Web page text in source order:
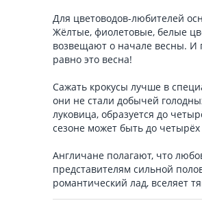
Для цветоводов-любителей
Жёлтые, фиолетовые, белые
возвещают о начале весны. И
равно это весна!
Сажать крокусы лучше в
они не стали добычей
луковица, образуется до
сезоне может быть до
Англичане полагают, что
представителям сильной
романтический лад, вселяет